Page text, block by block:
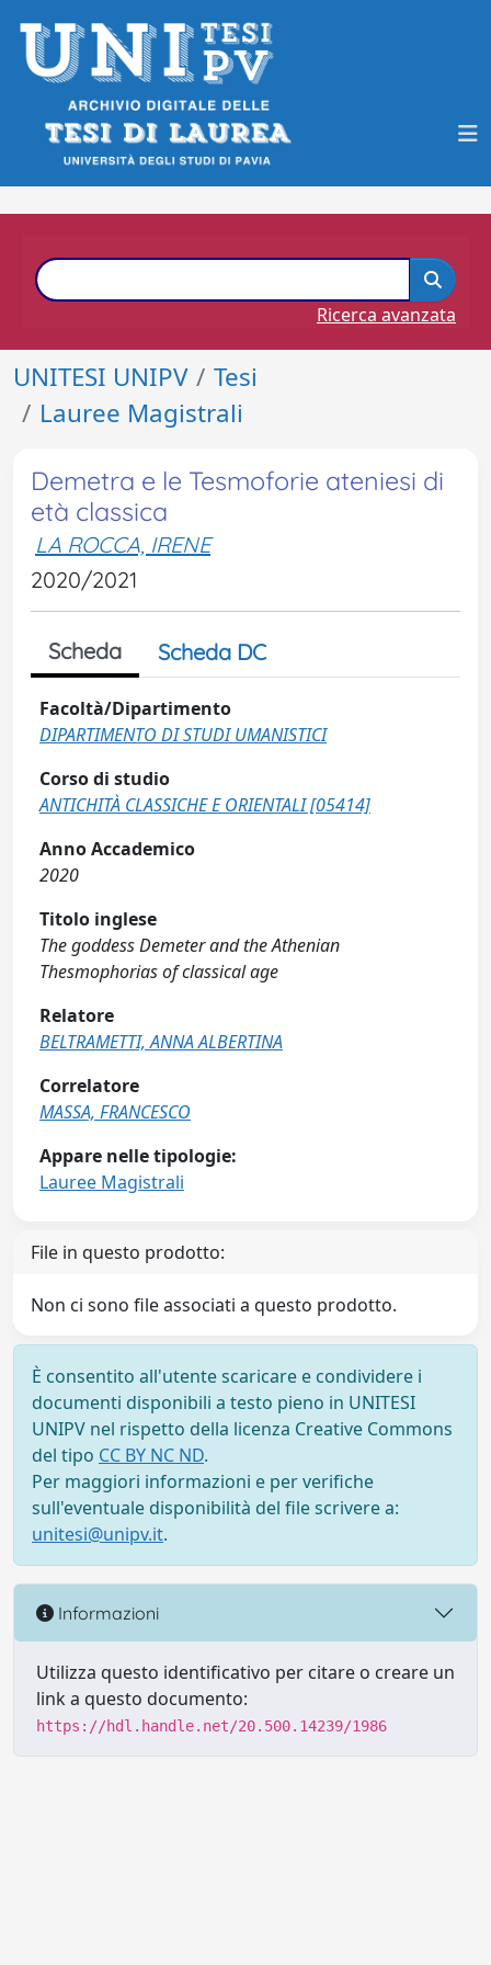
Ricerca avanzata
UNITESI UNIPV
Tesi
Lauree Magistrali
Demetra e le Tesmoforie ateniesi di
età classica
LA ROCCA, IRENE
2020/2021
Scheda Scheda DC
Facoltà/Dipartimento
DIPARTIMENTO DI STUDI UMANISTICI
Corso di studio
ANTICHITÀ CLASSICHE E ORIENTALI [05414]
Anno Accademico
2020
Titolo inglese
The goddess Demeter and the Athenian
Thesmophorias of classical age
Relatore
BELTRAMETTI, ANNA ALBERTINA
Correlatore
MASSA, FRANCESCO
Appare nelle tipologie:
Lauree Magistrali
File in questo prodotto:
Non ci sono file associati a questo prodotto.
È consentito all'utente scaricare e condividere i
documenti disponibili a testo pieno in UNITESI
UNIPV nel rispetto della licenza Creative Commons
del tipo CC BY NC ND.
Per maggiori informazioni e per verifiche
sull'eventuale disponibilità del file scrivere a:
unitesi@unipv.it.
Informazioni
Utilizza questo identificativo per citare o creare un
link a questo documento:
https://hdl.handle.net/20.500.14239/1986